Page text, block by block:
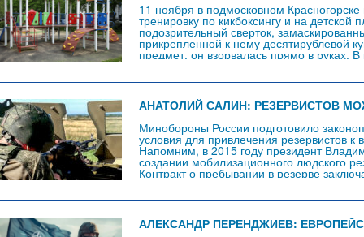
11 ноября в подмосковном
тренировку по кикбоксингу и на
подозрительный сверток,
прикрепленной к нему десятирублевой
предмет, он взорвалась прямо в руках.
АНАТОЛИЙ САЛИН: РЕЗЕРВИСТОВ
Минобороны России подготовило
условия для привлечения резервистов
Напомним, в 2015 году президент
создании мобилизационного людского
Контракт о пребывании в резерве
АЛЕКСАНДР ПЕРЕНДЖИЕВ: